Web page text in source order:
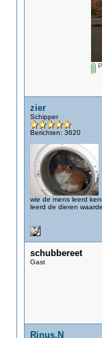
zier
Schipper
Berichten: 3620
wie de mens leerd
leerd de dieren
schubbereet
Gast
Rinus.N